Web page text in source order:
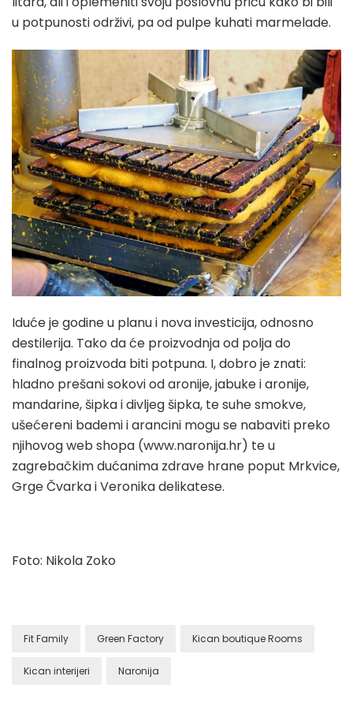
u potpunosti održivi, pa od pulpe kuhati marmelade.
Iduće je godine u planu i nova investicija, odnosno
destilerija. Tako da će proizvodnja od polja do
finalnog proizvoda biti potpuna. I, dobro je znati:
hladno prešani sokovi od aronije, jabuke i aronije,
mandarine, šipka i divljeg šipka, te suhe smokve,
ušećereni bademi i arancini mogu se nabaviti preko
njihovog web shopa (www.naronija.hr) te u
zagrebačkim dućanima zdrave hrane poput Mrkvice,
Grge Čvarka i Veronika delikatese.
Foto: Nikola Zoko
Fit Family Green Factory Kican boutique Rooms
Kican interijeri Naronija